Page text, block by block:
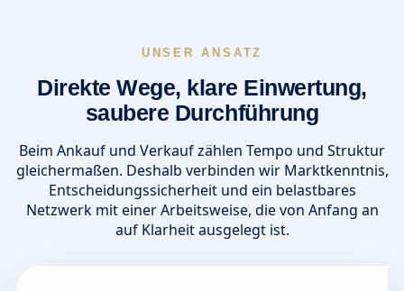
UNSER ANSATZ
Direkte Wege, klare Einwertung,
saubere Durchführung
Beim Ankauf und Verkauf zählen Tempo und Struktur
gleichermaßen. Deshalb verbinden wir Marktkenntnis,
Entscheidungssicherheit und ein belastbares
Netzwerk mit einer Arbeitsweise, die von Anfang an
auf Klarheit ausgelegt ist.